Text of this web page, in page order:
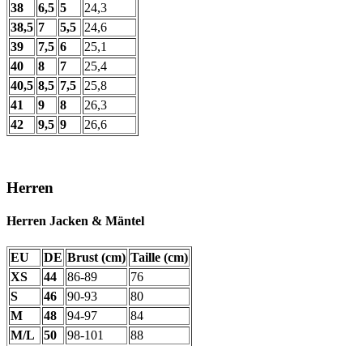
38
6,5 5
24,3
38,5 7 5,5
24,6
39
7,5 6
25,1
40
8 7
25,4
40,5 8,5 7,5
25,8
41
9 8
26,3
42
9,5 9 26,6
Herren
Herren Jacken & Mäntel
EU DE Brust (cm) Taille (cm)
XS
44 86-89
76
S
46 90-93
80
M
48 94-97
84
M/L
50 98-101
88